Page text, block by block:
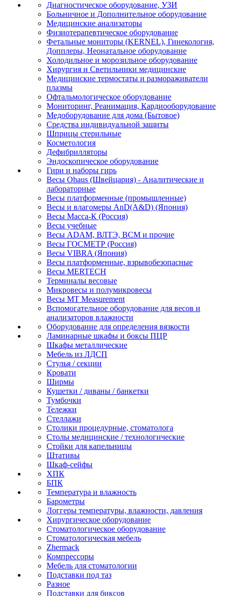
Диагностическое оборудование, УЗИ
Больничное и Дополнительное оборудование
Медицинские анализаторы
Физиотерапевтическое оборудование
Фетальные мониторы (KERNEL), Гинекология,
Допплеры, Неонатальное оборудование
Холодильное и морозильное оборудование
Хирургия и Светильники медицинские
Медицинские термостаты и размораживатели
плазмы
Офтальмологическое оборудование
Мониторинг, Реанимация, Кардиооборудование
Медоборудование для дома (Бытовое)
Средства индивидуальной защиты
Шприцы стерильные
Косметология
Дефибрилляторы
Эндоскопическое оборудование
Гири и наборы гирь
Весы Ohaus (Швейцария) - Аналитические и
лабораторные
Весы платформенные (промышленные)
Весы и влагомеры AnD(A&D) (Япония)
Весы Масса-К (Россия)
Весы учебные
Весы ADAM, ВЛТЭ, BCM и прочие
Весы ГОСМЕТР (Россия)
Весы VIBRA (Япония)
Весы платформенные, взрывобезопасные
Весы MERTECH
Терминалы весовые
Микровесы и полумикровесы
Весы MT Measurement
Вспомогательное оборудование для весов и
анализаторов влажности
Оборудование для определения вязкости
Ламинарные шкафы и боксы ПЦР
Шкафы металлические
Мебель из ЛДСП
Стулья / секции
Кровати
Ширмы
Кушетки / диваны / банкетки
Тумбочки
Тележки
Стеллажи
Столики процедурные, стоматолога
Столы медицинские / технологические
Стойки для капельницы
Штативы
Шкаф-сейфы
ХПК
БПК
Температура и влажность
Барометры
Логгеры температуры, влажности, давления
Хирургическое оборудование
Стоматологическое оборудование
Стоматологическая мебель
Zhermack
Компрессоры
Мебель для стоматологии
Подставки под таз
Разное
Подставки для биксов